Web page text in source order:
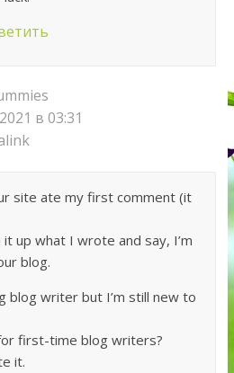
в 03:31
site ate my first comment (it
up what I wrote and say, I’m
blog.
blog writer but I’m still new to
first-time blog writers?
it.